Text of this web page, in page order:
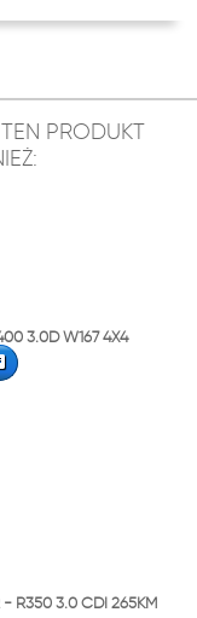
PRODUKT
3.0D W167 4X4
R350 3.0 CDI 265KM